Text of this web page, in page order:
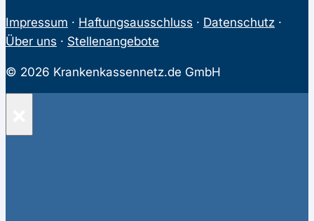
Impressum · Haftungsausschluss · Datenschutz ·
Über uns · Stellenangebote
© 2026 Krankenkassennetz.de GmbH